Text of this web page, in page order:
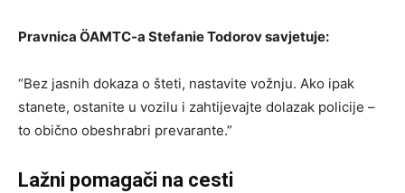
Pravnica ÖAMTC-a Stefanie Todorov savjetuje:
“Bez jasnih dokaza o šteti, nastavite vožnju. Ako ipak
stanete, ostanite u vozilu i zahtijevajte dolazak policije –
to obično obeshrabri prevarante.”
Lažni pomagači na cesti